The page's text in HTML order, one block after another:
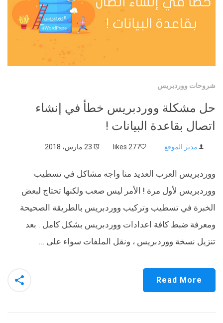
شروحات ووردبريس
حل مشكلة ووردبريس خطأ في إنشاء
اتصال بقاعدة البيانات !
مدير الموقع 277 likes
ووردبريس العرب العديد منا واجه مشاكل في تسطيب
ووردبريس لأول مرة ! الأمر ليس صعب ولكنها تحتاج لبعض
الخبرة في تسطيب وتركيب ووردبريس بالطريقة الصحيحة
ومعرفة ضبط كافة اعدادات ووردبريس بشكل كامل . بعد
تنزيل نسخة ووردبريس ، ونقل الملفات سواء على …
Read More